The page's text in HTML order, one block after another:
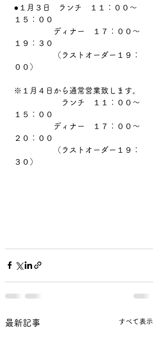
●１月３日　ランチ　１１：００～
１５：００
ディナー　１７：００～
１９：３０
（ラストオーダー１９：
００）
※１月４日から通常営業致します。
ランチ　１１：００～
１５：００
ディナー　１７：００～
２０：００
（ラストオーダー１９：
３０）
最新記事 すべて表示